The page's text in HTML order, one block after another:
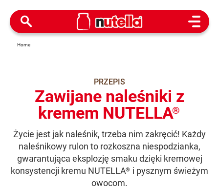
Open
Home
PRZEPIS
Zawijane naleśniki z
kremem NUTELLA®
Życie jest jak naleśnik, trzeba nim zakręcić! Każdy
naleśnikowy rulon to rozkoszna niespodzianka,
gwarantująca eksplozję smaku dzięki kremowej
konsystencji kremu NUTELLA® i pysznym świeżym
owocom.